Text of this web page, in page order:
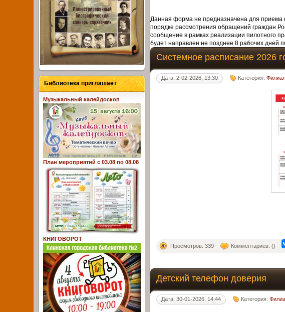
Данная форма не предназначена для
порядке рассмотрения обращений граждан
сообщение в рамках реализации пилотного
будет направлен не позднее 8 рабочих дней
Системное расписание 2026
Дата: 2-02-2026, 13:30 Категория:
Просмотров: 339 Комментариев: ()
Детский телефон доверия
Дата: 30-01-2026, 14:44 Категория:
Библиотека приглашает
Музыкальный калейдоскоп
План мероприятий с 03.08 по 08.08
КНИГОВОРОТ